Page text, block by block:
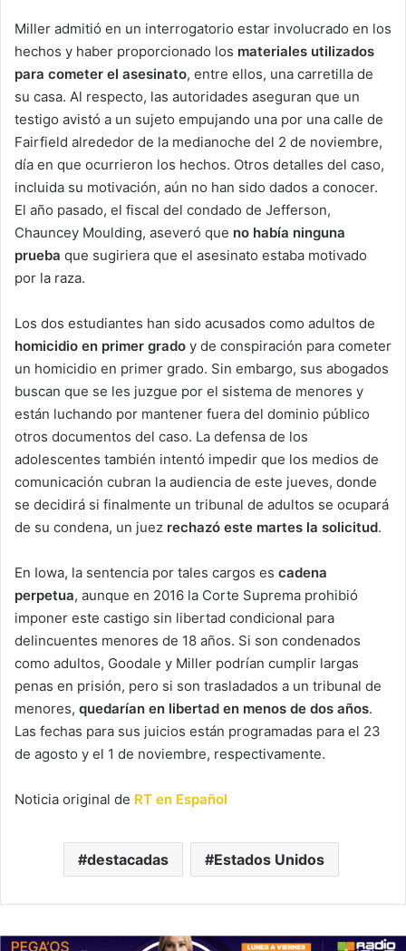
Miller admitió en un interrogatorio estar involucrado en los
hechos y haber proporcionado los materiales utilizados
para cometer el asesinato, entre ellos, una carretilla de
su casa. Al respecto, las autoridades aseguran que un
testigo avistó a un sujeto empujando una por una calle de
Fairfield alrededor de la medianoche del 2 de noviembre,
día en que ocurrieron los hechos. Otros detalles del caso,
incluida su motivación, aún no han sido dados a conocer.
El año pasado, el fiscal del condado de Jefferson,
Chauncey Moulding, aseveró que no había ninguna
prueba que sugiriera que el asesinato estaba motivado
por la raza.
Los dos estudiantes han sido acusados como adultos de
homicidio en primer grado y de conspiración para cometer
un homicidio en primer grado. Sin embargo, sus abogados
buscan que se les juzgue por el sistema de menores y
están luchando por mantener fuera del dominio público
otros documentos del caso. La defensa de los
adolescentes también intentó impedir que los medios de
comunicación cubran la audiencia de este jueves, donde
se decidirá si finalmente un tribunal de adultos se ocupará
de su condena, un juez rechazó este martes la solicitud.
En Iowa, la sentencia por tales cargos es cadena
perpetua, aunque en 2016 la Corte Suprema prohibió
imponer este castigo sin libertad condicional para
delincuentes menores de 18 años. Si son condenados
como adultos, Goodale y Miller podrían cumplir largas
penas en prisión, pero si son trasladados a un tribunal de
menores, quedarían en libertad en menos de dos años.
Las fechas para sus juicios están programadas para el 23
de agosto y el 1 de noviembre, respectivamente.
Noticia original de RT en Español
destacadas Estados Unidos